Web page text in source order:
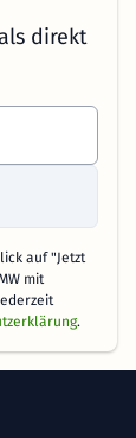
direkt
auf "Jetzt
mit
.